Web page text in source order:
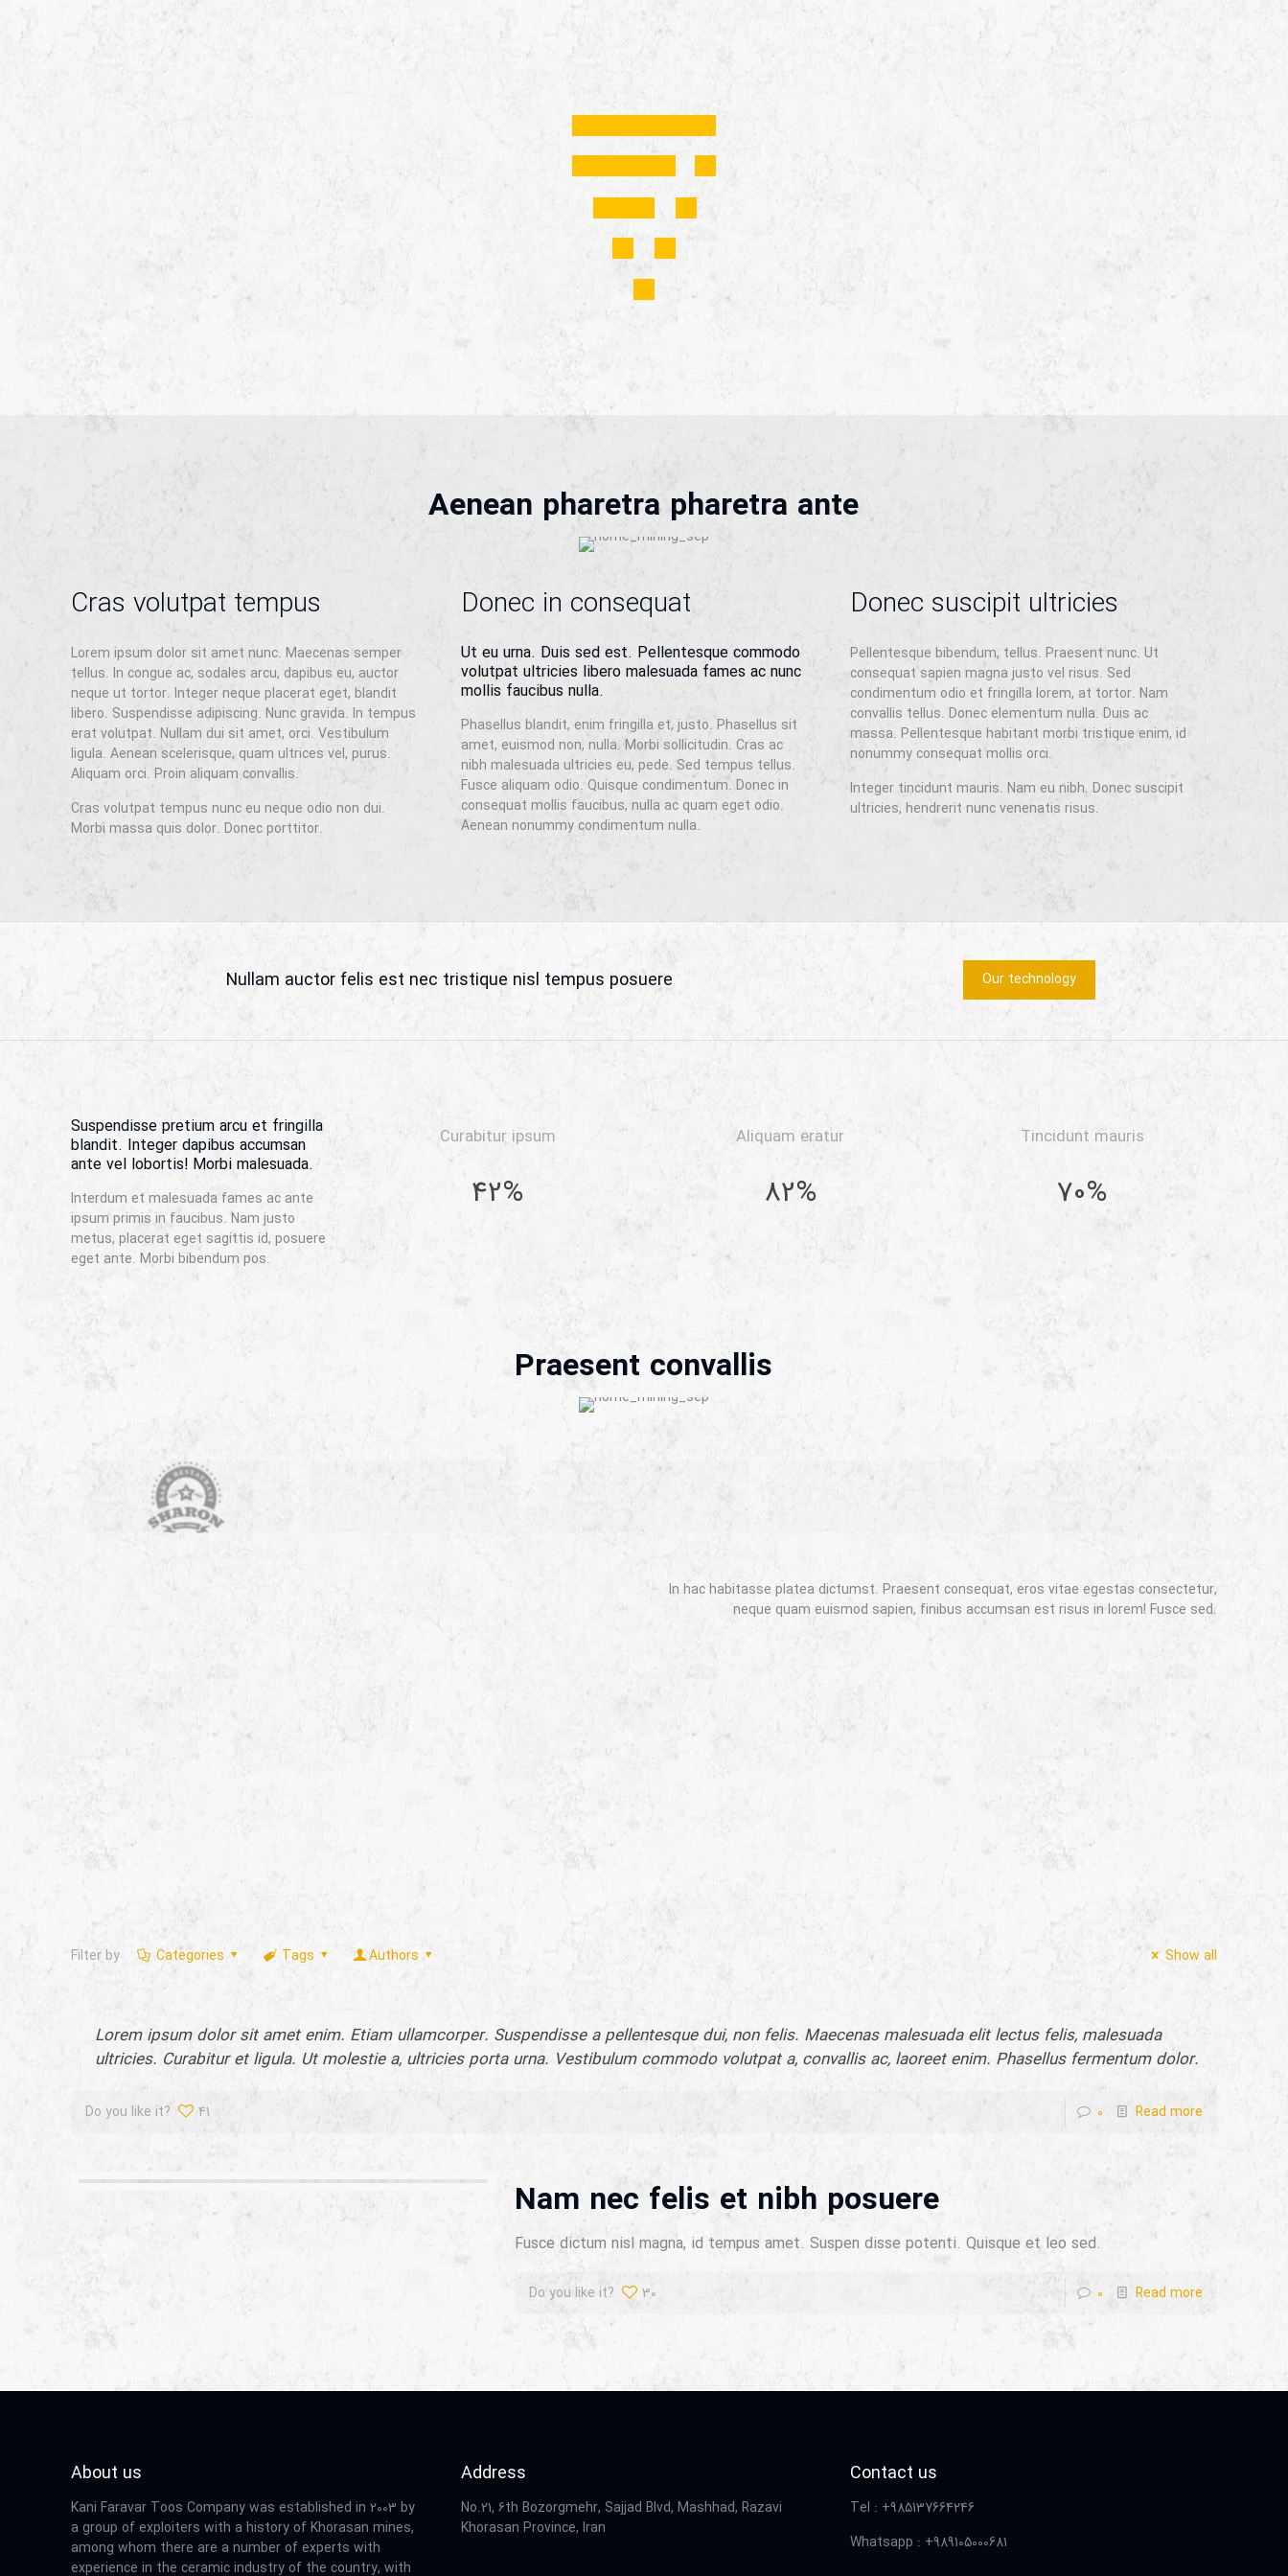
Aenean pharetra pharetra ante
Cras volutpat tempus
Lorem ipsum dolor sit amet nunc. Maecenas semper
tellus. In congue ac, sodales arcu, dapibus eu, auctor
neque ut tortor. Integer neque placerat eget, blandit
libero. Suspendisse adipiscing. Nunc gravida. In tempus
erat volutpat. Nullam dui sit amet, orci. Vestibulum
ligula. Aenean scelerisque, quam ultrices vel, purus.
Aliquam orci. Proin aliquam convallis.
Cras volutpat tempus nunc eu neque odio non dui.
Morbi massa quis dolor. Donec porttitor.
Donec in consequat
Ut eu urna. Duis sed est. Pellentesque commodo
volutpat ultricies libero malesuada fames ac nunc
mollis faucibus nulla.
Phasellus blandit, enim fringilla et, justo. Phasellus sit
amet, euismod non, nulla. Morbi sollicitudin. Cras ac
nibh malesuada ultricies eu, pede. Sed tempus tellus.
Fusce aliquam odio. Quisque condimentum. Donec in
consequat mollis faucibus, nulla ac quam eget odio.
Aenean nonummy condimentum nulla.
Donec suscipit ultricies
Pellentesque bibendum, tellus. Praesent nunc. Ut
consequat sapien magna justo vel risus. Sed
condimentum odio et fringilla lorem, at tortor. Nam
convallis tellus. Donec elementum nulla. Duis ac
massa. Pellentesque habitant morbi tristique enim, id
nonummy consequat mollis orci.
Integer tincidunt mauris. Nam eu nibh. Donec suscipit
ultricies, hendrerit nunc venenatis risus.
Nullam auctor felis est nec tristique nisl tempus posuere Our technology
Suspendisse pretium arcu et fringilla
blandit. Integer dapibus accumsan
ante vel lobortis! Morbi malesuada.
Interdum et malesuada fames ac ante
ipsum primis in faucibus. Nam justo
metus, placerat eget sagittis id, posuere
eget ante. Morbi bibendum pos.
42%
Curabitur ipsum
82%
Aliquam eratur
70%
Tincidunt mauris
Praesent convallis
In hac habitasse platea dictumst. Praesent consequat, eros vitae egestas consectetur,
neque quam euismod sapien, finibus accumsan est risus in lorem! Fusce sed.
Filter by Categories Tags Authors Show all
Lorem ipsum dolor sit amet enim. Etiam ullamcorper. Suspendisse a pellentesque dui, non felis. Maecenas malesuada elit lectus felis, malesuada
ultricies. Curabitur et ligula. Ut molestie a, ultricies porta urna. Vestibulum commodo volutpat a, convallis ac, laoreet enim. Phasellus fermentum dolor.
Do you like it? 41 0 Read more
Nam nec felis et nibh posuere
Fusce dictum nisl magna, id tempus amet. Suspen disse potenti. Quisque et leo sed.
Do you like it? 30 0 Read more
About us
Kani Faravar Toos Company was established in 2003 by
a group of exploiters with a history of Khorasan mines,
among whom there are a number of experts with
experience in the ceramic industry of the country, with
Address
No.21, 6th Bozorgmehr, Sajjad Blvd, Mashhad, Razavi
Khorasan Province, Iran
Contact us
Tel : +985137664246
Whatsapp : +989105000681